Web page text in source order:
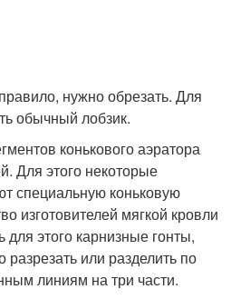
нужно обрезать. Для
обычный лобзик.
конькового аэратора
Для этого некоторые
специальную коньковую
изготовителей мягкой кровли
для этого карнизные гонты,
разрезать или разделить по
линиям на три части.